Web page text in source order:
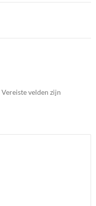
Vereiste velden zijn